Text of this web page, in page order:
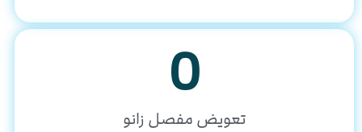
تعویض مفصل زانو
0